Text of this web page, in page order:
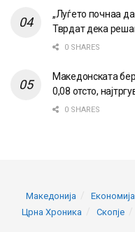
„Луѓето почнаа
Тврдат дека
0 SHARES
Македонската
0,08 отсто,
0 SHARES
Македонија Економија
Црна Хроника
Скопје